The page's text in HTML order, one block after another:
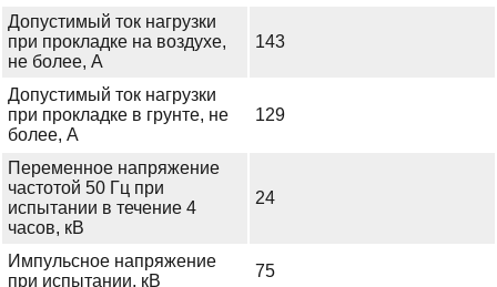
Допустимый ток нагрузки
при прокладке на воздухе,
не более, А
143
Допустимый ток нагрузки
при прокладке в грунте, не
более, А
129
Переменное напряжение
частотой 50 Гц при
испытании в течение 4
часов, кВ
24
Импульсное напряжение
при испытании, кВ
75